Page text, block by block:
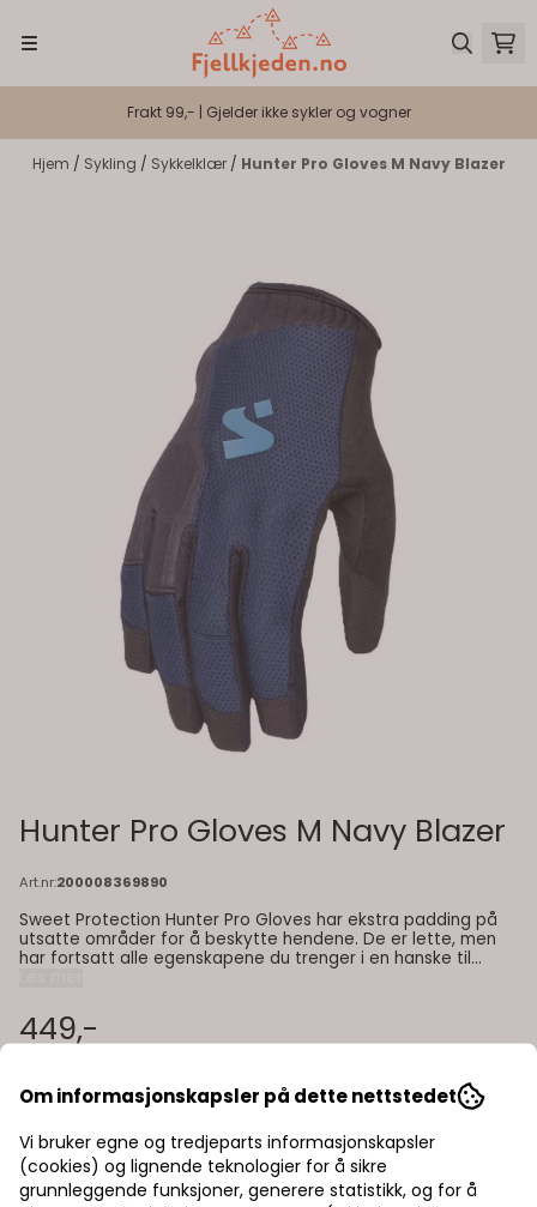
Frakt 99,- | Gjelder ikke sykler og vogner
Hjem / Sykling / Sykkelklær / Hunter Pro Gloves M Navy Blazer
Hunter Pro Gloves M Navy Blazer
Art.nr:200008369890
Sweet Protection Hunter Pro Gloves har ekstra padding på
utsatte områder for å beskytte hendene. De er lette, men
har fortsatt alle egenskapene du trenger i en hanske til
tommel og indeksfinger som kan brukes med touch-skjerm.
Farge: navy blazer Egenskaper: Håndflater med syntetisk-
449,-
Velg størrelse
Om informasjonskapsler på dette nettstedet
Vi bruker egne og tredjeparts informasjonskapsler
(cookies) og lignende teknologier for å sikre
grunnleggende funksjoner, generere statistikk, og for å